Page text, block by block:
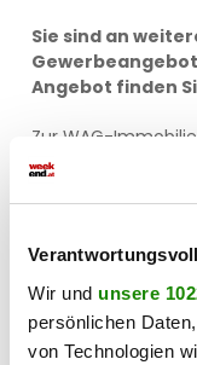
Wir und unsere
persönlichen
von Technologien
Sie sind an
Angebot finden
Zur WAG-
Zur WAG-
Gerne beraten wir
Angebot, rufen Sie
ohne